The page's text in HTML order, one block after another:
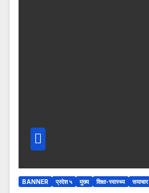
BANNER प्रदेश ५ मुख्य शिक्षा-स्वास्थ्य समाचार